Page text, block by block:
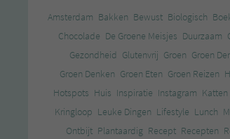
Amsterdam Bakken Bewust Biologisch
Chocolade De Groene Meisjes Duurzaam
Gezondheid Glutenvrij Groen Groen
Groen Denken Groen Eten Groen Reizen
Hotspots Huis Inspiratie Instagram Katten
Kringloop Leuke Dingen Lifestyle Lunch
Ontbijt Plantaardig Recept Recepten